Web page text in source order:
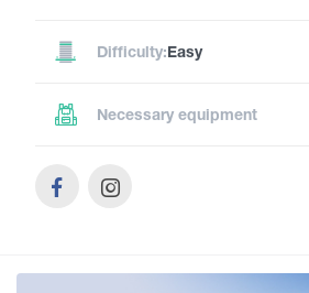
Difficulty:Easy
Necessary equipment